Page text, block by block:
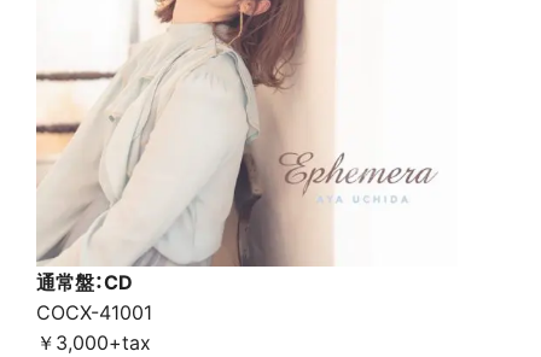
通常盤：CD
COCX-41001
￥3,000+tax